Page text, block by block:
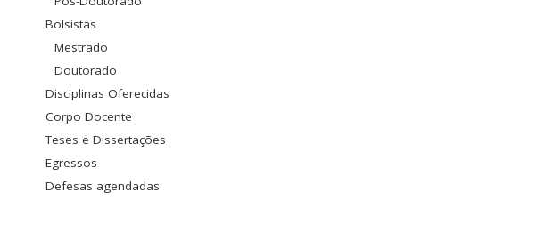
Bolsistas
Mestrado
Doutorado
Disciplinas Oferecidas
Corpo Docente
Teses e Dissertações
Egressos
Defesas agendadas